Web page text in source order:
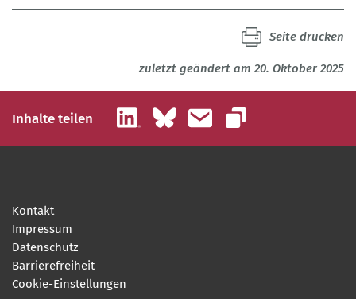
zuletzt geändert am 20. Oktober 2025
Seite drucken
Inhalte teilen LinkedInBlueskyE-Mail
Link kopieren
Kontakt
Impressum
Datenschutz
Barrierefreiheit
Cookie-Einstellungen